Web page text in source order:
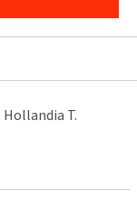
T.